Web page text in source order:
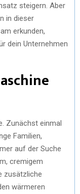
E
O
N
E
D
I
E
N
L
steigern. Aber
in dieser
erkunden,
dein Unternehmen
Zunächst einmal
Familien,
auf der Suche
cremigem
zusätzliche
wärmeren